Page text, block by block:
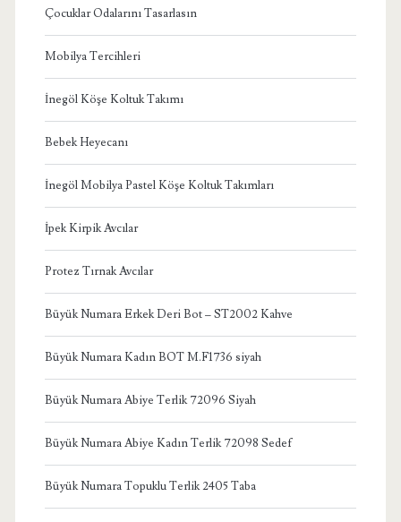
Çocuklar Odalarını Tasarlasın
Mobilya Tercihleri
İnegöl Köşe Koltuk Takımı
Bebek Heyecanı
İnegöl Mobilya Pastel Köşe Koltuk Takımları
İpek Kirpik Avcılar
Protez Tırnak Avcılar
Büyük Numara Erkek Deri Bot – ST2002 Kahve
Büyük Numara Kadın BOT M.F1736 siyah
Büyük Numara Abiye Terlik 72096 Siyah
Büyük Numara Abiye Kadın Terlik 72098 Sedef
Büyük Numara Topuklu Terlik 2405 Taba